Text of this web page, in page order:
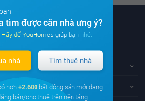
tìm được căn nhà ưng ý?
để YouHomes giúp bạn nhé.
nhà Tìm thuê nhà
hơn +2.600 bất động sản mới đang
bán/cho thuê trên nền tảng